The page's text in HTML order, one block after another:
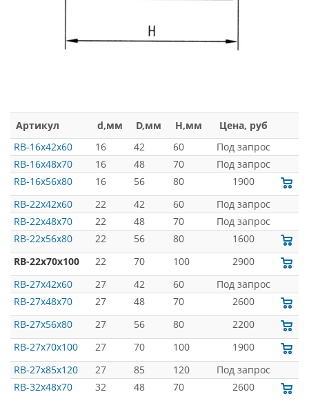
Артикул d,мм D,мм H,мм
Цена, руб
RB-16x42x60
16 42 60
Под запрос
RB-16x48x70
16 48 70
Под запрос
RB-16x56x80
16 56 80
1900
RB-22x42x60
22 42 60
Под запрос
RB-22x48x70
22 48 70
Под запрос
RB-22x56x80
22 56 80
1600
RB-22x70x100
22 70 100
2900
RB-27x42x60
27 42 60
Под запрос
RB-27x48x70
27 48 70
2600
RB-27x56x80
27 56 80
2200
RB-27x70x100
27 70 100
1900
RB-27x85x120
27 85 120
Под запрос
RB-32x48x70
32 48 70
2600